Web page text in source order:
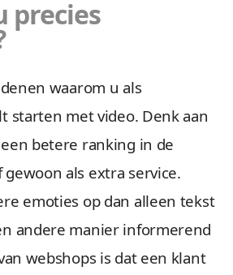
precies
waarom u als
starten met video. Denk aan
betere ranking in de
als extra service.
emoties op dan alleen tekst
andere manier informerend
webshops is dat een klant